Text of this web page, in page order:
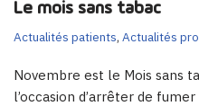
Le mois sans tabac
Actualités patients, Actualités
Novembre est le Mois sans
l’occasion d’arrêter de